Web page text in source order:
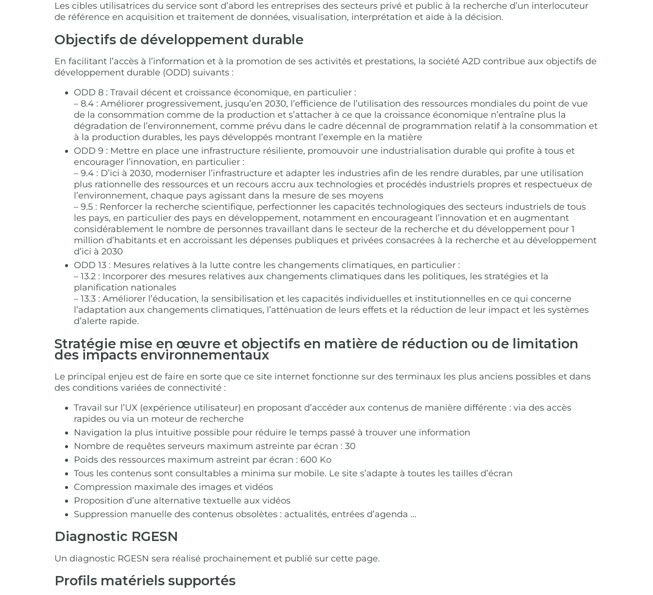
Les cibles utilisatrices du service sont d’abord les entreprises des secteurs privé et public à la recherche d’un interlocuteur
de référence en acquisition et traitement de données, visualisation, interprétation et aide à la décision.
Objectifs de développement durable
En facilitant l’accès à l’information et à la promotion de ses activités et prestations, la société A2D contribue aux objectifs de
développement durable (ODD) suivants :
ODD 8 : Travail décent et croissance économique, en particulier :
– 8.4 : Améliorer progressivement, jusqu’en 2030, l’efficience de l’utilisation des ressources mondiales du point de vue
de la consommation comme de la production et s’attacher à ce que la croissance économique n’entraîne plus la
dégradation de l’environnement, comme prévu dans le cadre décennal de programmation relatif à la consommation et
à la production durables, les pays développés montrant l’exemple en la matière
ODD 9 : Mettre en place une infrastructure résiliente, promouvoir une industrialisation durable qui profite à tous et
encourager l’innovation, en particulier :
– 9.4 : D’ici à 2030, moderniser l’infrastructure et adapter les industries afin de les rendre durables, par une utilisation
plus rationnelle des ressources et un recours accru aux technologies et procédés industriels propres et respectueux de
l’environnement, chaque pays agissant dans la mesure de ses moyens
– 9.5 : Renforcer la recherche scientifique, perfectionner les capacités technologiques des secteurs industriels de tous
les pays, en particulier des pays en développement, notamment en encourageant l’innovation et en augmentant
considérablement le nombre de personnes travaillant dans le secteur de la recherche et du développement pour 1
million d’habitants et en accroissant les dépenses publiques et privées consacrées à la recherche et au développement
d’ici à 2030
ODD 13 : Mesures relatives à la lutte contre les changements climatiques, en particulier :
– 13.2 : Incorporer des mesures relatives aux changements climatiques dans les politiques, les stratégies et la
planification nationales
– 13.3 : Améliorer l’éducation, la sensibilisation et les capacités individuelles et institutionnelles en ce qui concerne
l’adaptation aux changements climatiques, l’atténuation de leurs effets et la réduction de leur impact et les systèmes
d’alerte rapide.
Stratégie mise en œuvre et objectifs en matière de réduction ou de limitation
des impacts environnementaux
Le principal enjeu est de faire en sorte que ce site internet fonctionne sur des terminaux les plus anciens possibles et dans
des conditions variées de connectivité :
Travail sur l’UX (expérience utilisateur) en proposant d’accéder aux contenus de manière différente : via des accès
rapides ou via un moteur de recherche
Navigation la plus intuitive possible pour réduire le temps passé à trouver une information
Nombre de requêtes serveurs maximum astreinte par écran : 30
Poids des ressources maximum astreint par écran : 600 Ko
Tous les contenus sont consultables a minima sur mobile. Le site s’adapte à toutes les tailles d’écran
Compression maximale des images et vidéos
Proposition d’une alternative textuelle aux vidéos
Suppression manuelle des contenus obsolètes : actualités, entrées d’agenda …
Diagnostic RGESN
Un diagnostic RGESN sera réalisé prochainement et publié sur cette page.
Profils matériels supportés